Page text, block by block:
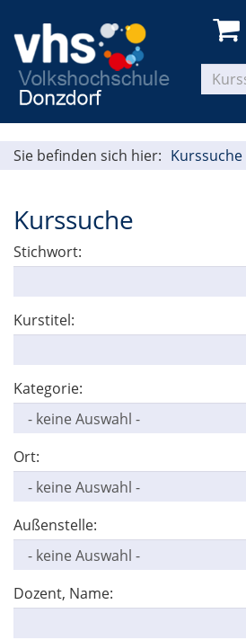
Sie befinden sich hier: Kurssuche
Kurssuche
Stichwort:
Kurstitel:
Kategorie:
Ort:
Außenstelle:
Dozent, Name: